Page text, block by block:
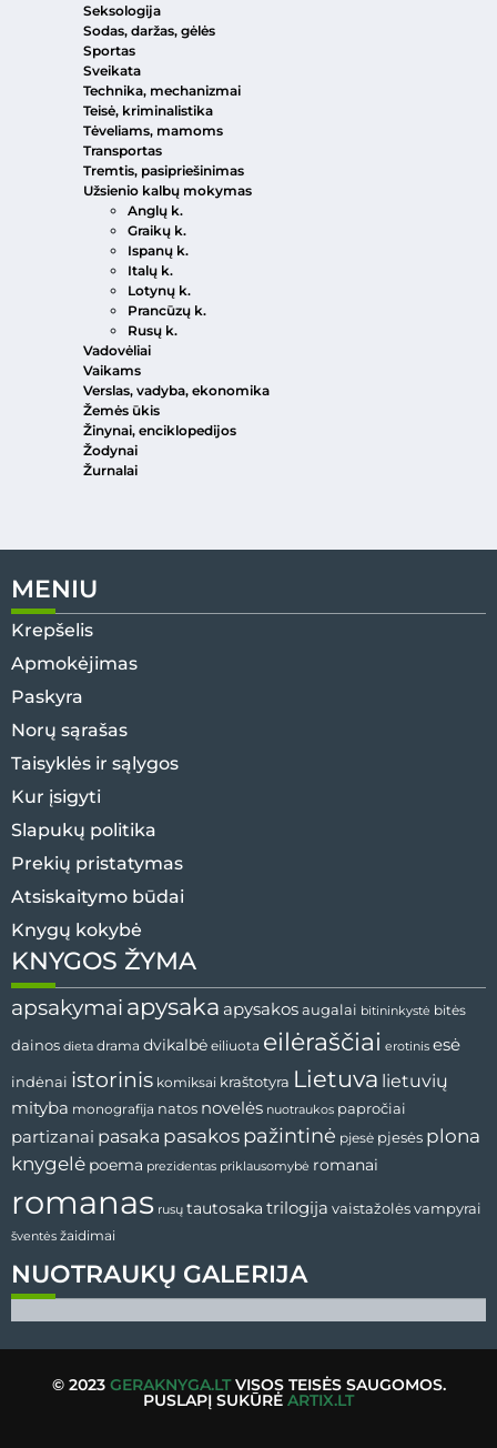
Seksologija
Sodas, daržas, gėlės
Sportas
Sveikata
Technika, mechanizmai
Teisė, kriminalistika
Tėveliams, mamoms
Transportas
Tremtis, pasipriešinimas
Užsienio kalbų mokymas
Anglų k.
Graikų k.
Ispanų k.
Italų k.
Lotynų k.
Prancūzų k.
Rusų k.
Vadovėliai
Vaikams
Verslas, vadyba, ekonomika
Žemės ūkis
Žinynai, enciklopedijos
Žodynai
Žurnalai
MENIU
Krepšelis
Apmokėjimas
Paskyra
Norų sąrašas
Taisyklės ir sąlygos
Kur įsigyti
Slapukų politika
Prekių pristatymas
Atsiskaitymo būdai
Knygų kokybė
NUOTRAUKŲ GALERIJA
KNYGOS ŽYMA
apsakymai apysaka apysakos augalai bitininkystė bitės
dainos dieta drama dvikalbė eiliuota eilėraščiai erotinis esė
indėnai istorinis komiksai kraštotyra Lietuva lietuvių
mityba monografija natos novelės nuotraukos papročiai
partizanai pasaka pasakos pažintinė pjesė pjesės plona
knygelė poema prezidentas priklausomybė romanai
romanas rusų tautosaka trilogija vaistažolėsvampyrai
šventės žaidimai
© 2023 GERAKNYGA.LTVISOS TEISĖS SAUGOMOS.
PUSLAPĮ SUKŪRĖ ARTIX.LT